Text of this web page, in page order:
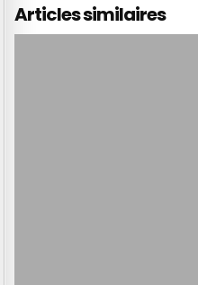
Articles similaires